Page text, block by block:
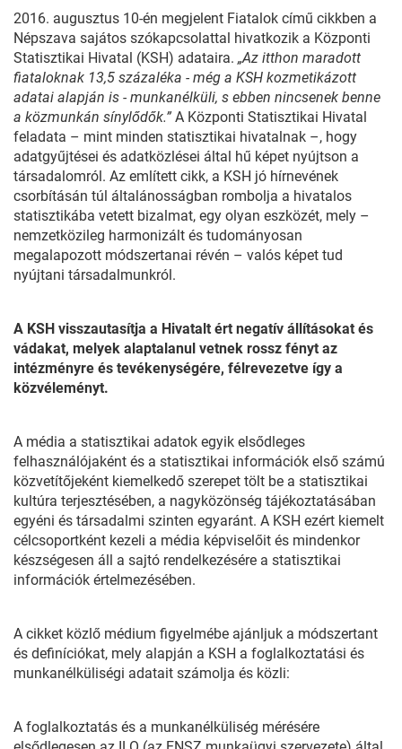
2016. augusztus 10-én megjelent Fiatalok című cikkben a
Népszava sajátos szókapcsolattal hivatkozik a Központi
Statisztikai Hivatal (KSH) adataira. „Az itthon maradott
fiataloknak 13,5 százaléka - még a KSH kozmetikázott
adatai alapján is - munkanélküli, s ebben nincsenek benne
a közmunkán sínylődők.” A Központi Statisztikai Hivatal
feladata – mint minden statisztikai hivatalnak –, hogy
adatgyűjtései és adatközlései által hű képet nyújtson a
társadalomról. Az említett cikk, a KSH jó hírnevének
csorbításán túl általánosságban rombolja a hivatalos
statisztikába vetett bizalmat, egy olyan eszközét, mely –
nemzetközileg harmonizált és tudományosan
megalapozott módszertanai révén – valós képet tud
nyújtani társadalmunkról.
A KSH visszautasítja a Hivatalt ért negatív állításokat és
vádakat, melyek alaptalanul vetnek rossz fényt az
intézményre és tevékenységére, félrevezetve így a
közvéleményt.
A média a statisztikai adatok egyik elsődleges
felhasználójaként és a statisztikai információk első számú
közvetítőjeként kiemelkedő szerepet tölt be a statisztikai
kultúra terjesztésében, a nagyközönség tájékoztatásában
egyéni és társadalmi szinten egyaránt. A KSH ezért kiemelt
célcsoportként kezeli a média képviselőit és mindenkor
készségesen áll a sajtó rendelkezésére a statisztikai
információk értelmezésében.
A cikket közlő médium figyelmébe ajánljuk a módszertant
és definíciókat, mely alapján a KSH a foglalkoztatási és
munkanélküliségi adatait számolja és közli:
A foglalkoztatás és a munkanélküliség mérésére